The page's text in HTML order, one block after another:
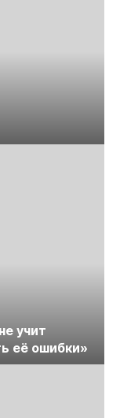
учит
её ошибки»